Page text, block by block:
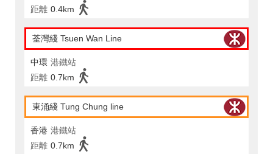
距離 0.4km
荃灣綫 Tsuen Wan Line
中環 港鐵站
距離 0.7km
東涌綫 Tung Chung line
香港 港鐵站
距離 0.7km